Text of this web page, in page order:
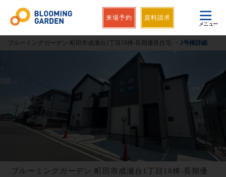
来場予約 資料請求
メニュー
ブルーミングガーデン 町田市成瀬台1丁目18棟-長期優良住宅- > 2号棟詳細
ブルーミングガーデン 町田市成瀬台1丁目18棟-長期優